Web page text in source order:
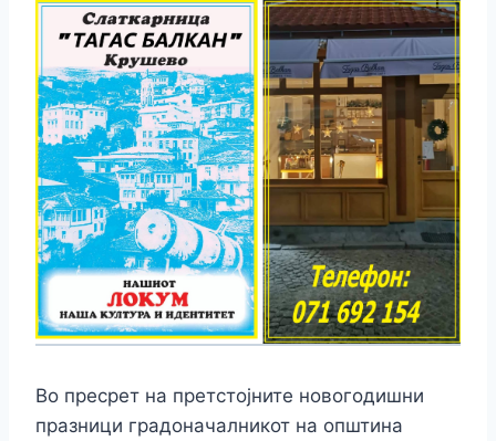
Во пресрет на претстојните новогодишни
празници градоначалникот на општина